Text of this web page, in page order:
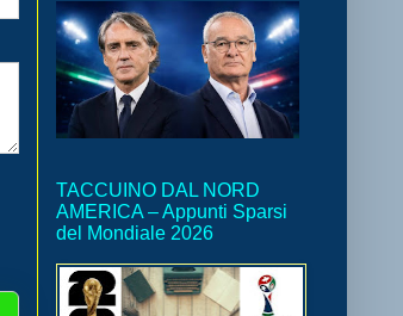
TACCUINO DAL NORD
AMERICA – Appunti Sparsi
del Mondiale 2026